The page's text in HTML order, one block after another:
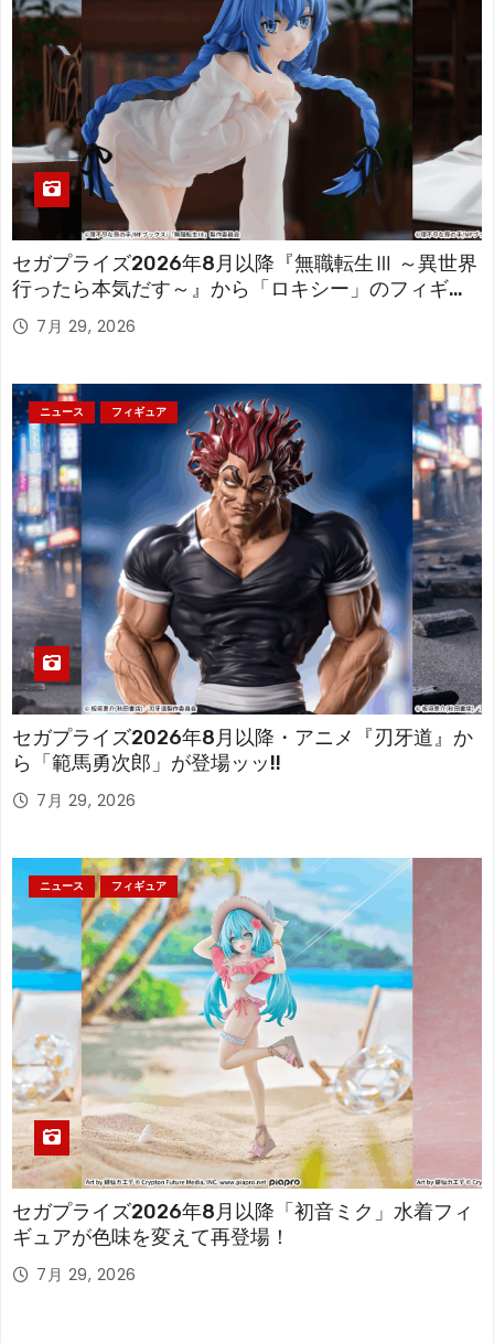
セガプライズ2026年8月以降『無職転生Ⅲ ～異世界
行ったら本気だす～』から「ロキシー」のフィギュ
アが登場！
7月 29, 2026
ニュース フィギュア
セガプライズ2026年8月以降・アニメ『刃牙道』か
ら「範馬勇次郎」が登場ッッ!!
7月 29, 2026
ニュース フィギュア
セガプライズ2026年8月以降「初音ミク」水着フィ
ギュアが色味を変えて再登場！
7月 29, 2026